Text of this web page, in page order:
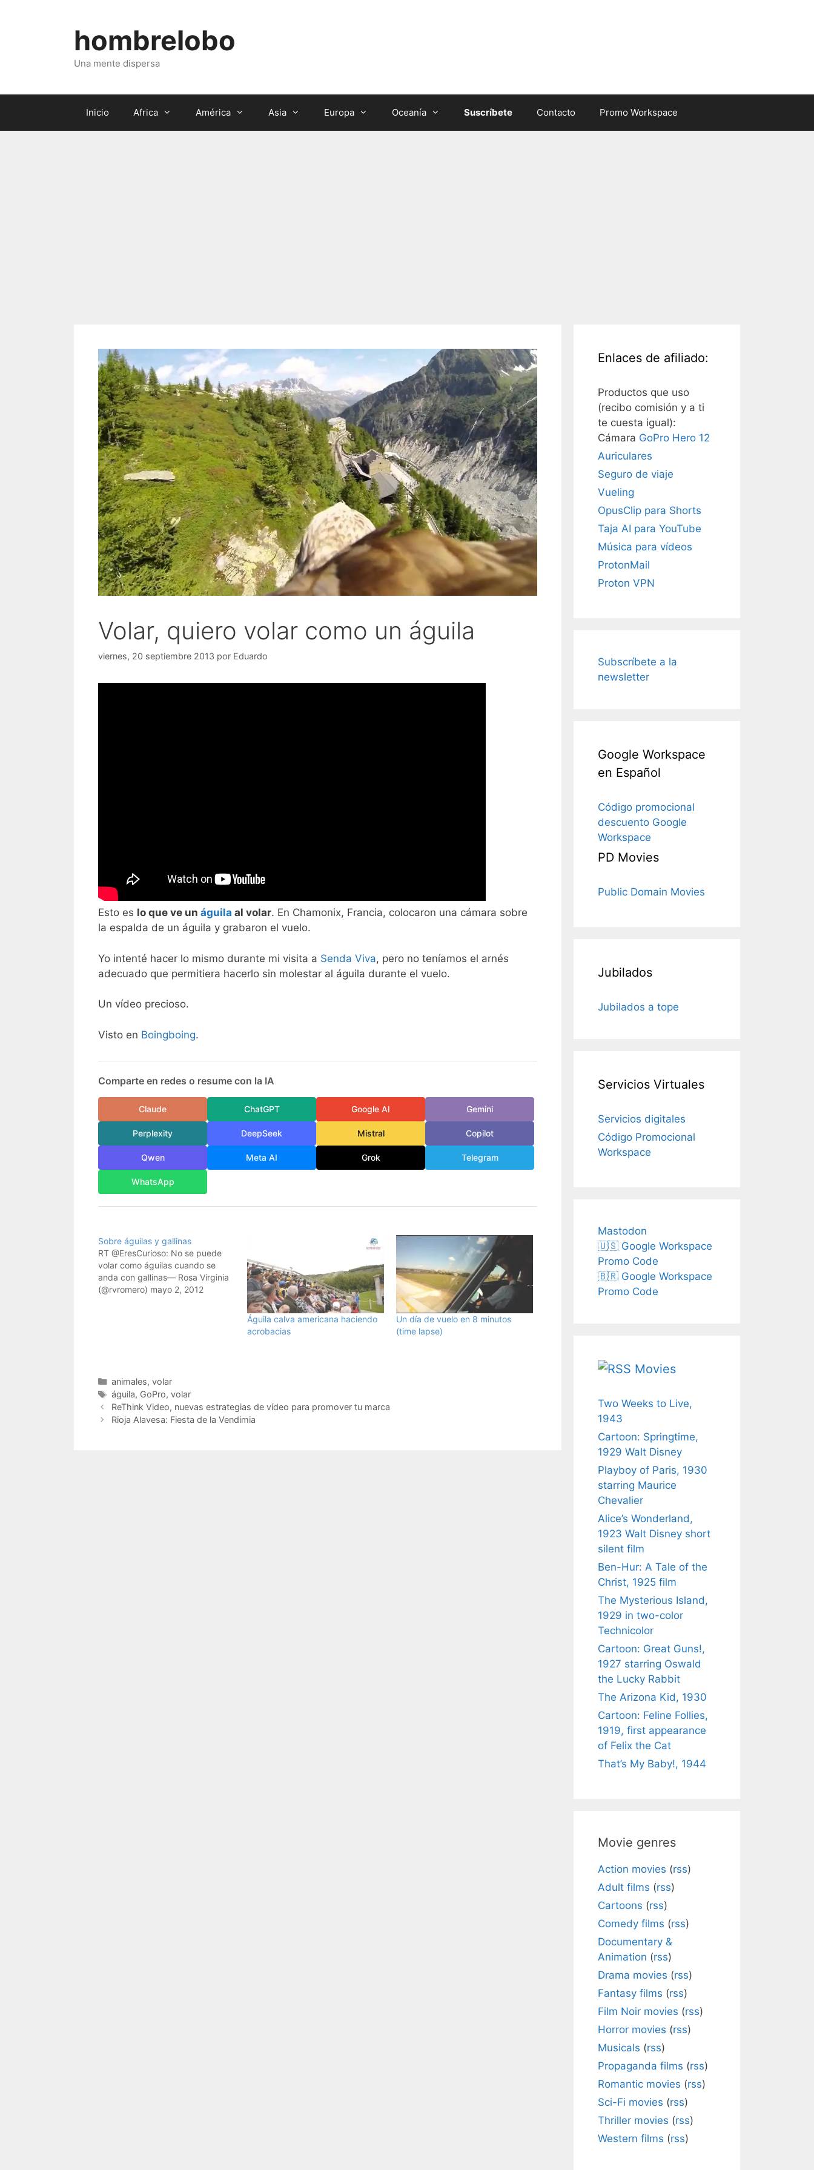
hombrelobo
Una mente dispersa
Inicio Africa América Asia Europa Oceanía Suscríbete Contacto Promo Workspace
Volar, quiero volar como un águila
viernes, 20 septiembre 2013 por Eduardo
Esto es lo que ve un águila al volar. En Chamonix, Francia, colocaron una cámara sobre
la espalda de un águila y grabaron el vuelo.
Yo intenté hacer lo mismo durante mi visita a Senda Viva, pero no teníamos el arnés
adecuado que permitiera hacerlo sin molestar al águila durante el vuelo.
Un vídeo precioso.
Visto en Boingboing.
Comparte en redes o resume con la IA
Claude ChatGPT Google AI Gemini
Perplexity DeepSeek Mistral Copilot
Qwen Meta AI Grok Telegram
WhatsApp
Sobre águilas y gallinas
RT @EresCurioso: No se puede
volar como águilas cuando se
anda con gallinas— Rosa Virginia
(@rvromero) mayo 2, 2012
Águila calva americana haciendo
acrobacias
Un día de vuelo en 8 minutos
(time lapse)
Categorías
animales, volar
Etiquetas
águila, GoPro, volar
ReThink Video, nuevas estrategias de vídeo para promover tu marca
Rioja Alavesa: Fiesta de la Vendimia
Enlaces de afiliado:
Productos que uso
(recibo comisión y a ti
te cuesta igual):
Cámara GoPro Hero 12
Auriculares
Seguro de viaje
Vueling
OpusClip para Shorts
Taja AI para YouTube
Música para vídeos
ProtonMail
Proton VPN
Subscríbete a la
newsletter
Google Workspace
en Español
Código promocional
descuento Google
Workspace
PD Movies
Public Domain Movies
Jubilados
Jubilados a tope
Servicios Virtuales
Servicios digitales
Código Promocional
Workspace
Mastodon
🇺🇸 Google Workspace
Promo Code
🇧🇷 Google Workspace
Promo Code
Movies
Two Weeks to Live,
1943
Cartoon: Springtime,
1929 Walt Disney
Playboy of Paris, 1930
starring Maurice
Chevalier
Alice’s Wonderland,
1923 Walt Disney short
silent film
Ben-Hur: A Tale of the
Christ, 1925 film
The Mysterious Island,
1929 in two-color
Technicolor
Cartoon: Great Guns!,
1927 starring Oswald
the Lucky Rabbit
The Arizona Kid, 1930
Cartoon: Feline Follies,
1919, first appearance
of Felix the Cat
That’s My Baby!, 1944
Movie genres
Action movies (rss)
Adult films (rss)
Cartoons (rss)
Comedy films (rss)
Documentary &
Animation (rss)
Drama movies (rss)
Fantasy films (rss)
Film Noir movies (rss)
Horror movies (rss)
Musicals (rss)
Propaganda films (rss)
Romantic movies (rss)
Sci-Fi movies (rss)
Thriller movies (rss)
Western films (rss)